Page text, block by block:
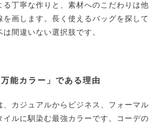
る丁寧な作りと、素材へのこだわりは他
を画します。長く使えるバッグを探して
間違いない選択肢です。
能カラー」である理由
、カジュアルからビジネス、フォーマル
イルに馴染む最強カラーです。コーデの